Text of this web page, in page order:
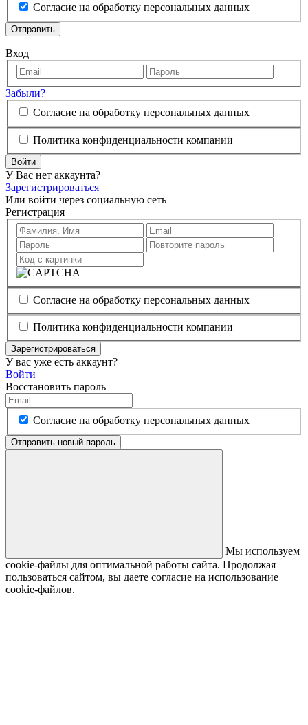
Согласие на обработку персональных данных
Отправить
Вход
Забыли?
Согласие на обработку персональных данных
Политика конфиденциальности компании
Войти
У Вас нет аккаунта?
Зарегистрироваться
Или войти через социальную сеть
Регистрация
Согласие на обработку персональных данных
Политика конфиденциальности компании
Зарегистрироваться
У вас уже есть аккаунт?
Войти
Восстановить пароль
Согласие на обработку персональных данных
Отправить новый пароль
Мы используем
cookie-файлы для оптимальной работы сайта. Продолжая
пользоваться сайтом, вы даете согласие на использование
cookie-файлов.